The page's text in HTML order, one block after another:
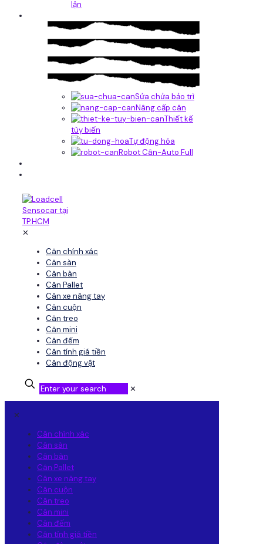
lận
Sửa chửa bảo trì
Nâng cấp cân
Thiết kế
tùy biến
Tự động hóa
Robot Cân-Auto Full
✕
Cân chính xác
Cân sàn
Cân bàn
Cân Pallet
Cân xe nâng tay
Cân cuộn
Cân treo
Cân mini
Cân đếm
Cân tính giá tiền
Cân động vật
✕
✕
Cân chính xác
Cân sàn
Cân bàn
Cân Pallet
Cân xe nâng tay
Cân cuộn
Cân treo
Cân mini
Cân đếm
Cân tính giá tiền